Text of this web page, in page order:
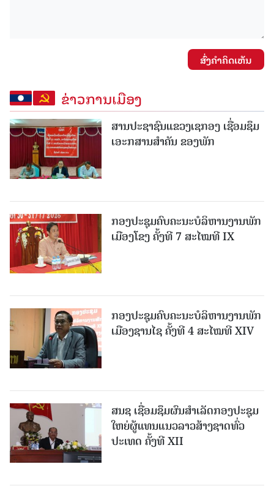
ສົ່ງຄໍາຄິດເຫັນ
ຂ່າວການເມືອງ
ສານປະຊາຊົນແຂວງເຊກອງ ເຊື່ອມຊຶມ
ເອະກສານສໍາຄັນ ຂອງພັກ
ກອງປະຊຸມຄົບຄະນະບໍລິຫານງານພັກ
ເມືອງໂຂງ ຄັ້ງທີ 7 ສະໄໝທີ IX
ກອງປະຊຸມຄົບຄະນະບໍລິຫານງານພັກ
ເມືອງຊານ​ໄຊ ຄັ້ງທີ 4 ສະໄໝທີ XIV
ສນຊ ເຊື່ອມຊຶມຜົນສໍາເລັດກອງປະຊຸມ
ໃຫຍ່ຜູ້ແທນແນວລາວສ້າງຊາດທົ່ວ
ປະເທດ ຄັ້ງທີ XII